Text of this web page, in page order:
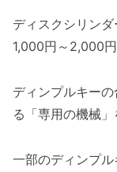
ディスクシリンダ
1,000円～2,000
ディンプルキー
る「専用の機械」
一部のディンプ